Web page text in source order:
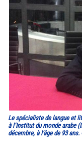
Le spécialiste de langue et
à l’Institut du monde arabe
décembre, à l'âge de 93